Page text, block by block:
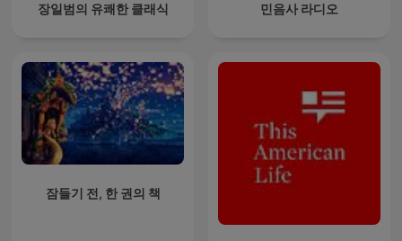
장일범의 유쾌한 클래식 민음사 라디오
잠들기 전, 한 권의 책